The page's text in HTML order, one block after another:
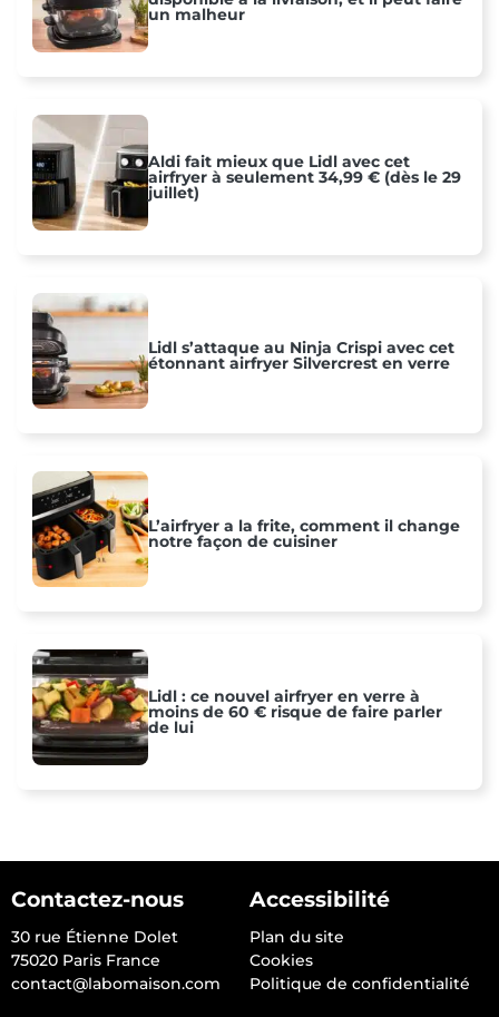
un malheur
Aldi fait mieux que Lidl avec cet
airfryer à seulement 34,99 € (dès le 29
juillet)
Lidl s’attaque au Ninja Crispi avec cet
étonnant airfryer Silvercrest en verre
L’airfryer a la frite, comment il change
notre façon de cuisiner
Lidl : ce nouvel airfryer en verre à
moins de 60 € risque de faire parler
de lui
Contactez-nous
30 rue Étienne Dolet
75020 Paris France
contact@labomaison.com
Accessibilité
Plan du site
Cookies
Politique de confidentialité